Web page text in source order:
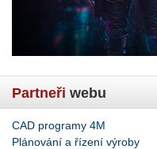
Partneři webu
CAD programy 4M
Plánování a řízení výroby